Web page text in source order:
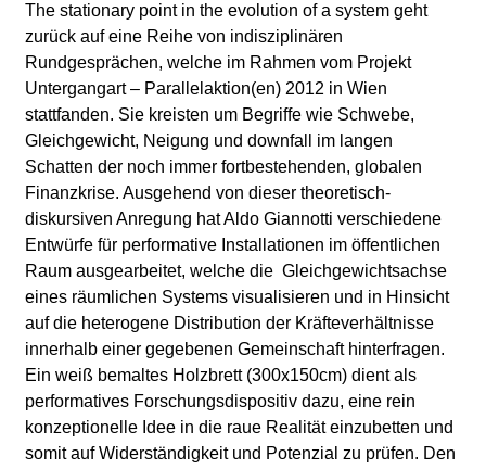
The stationary point in the evolution of a system geht
zurück auf eine Reihe von indisziplinären
Rundgesprächen, welche im Rahmen vom Projekt
Untergangart – Parallelaktion(en) 2012 in Wien
stattfanden. Sie kreisten um Begriffe wie Schwebe,
Gleichgewicht, Neigung und downfall im langen
Schatten der noch immer fortbestehenden, globalen
Finanzkrise. Ausgehend von dieser theoretisch-
diskursiven Anregung hat Aldo Giannotti verschiedene
Entwürfe für performative Installationen im öffentlichen
Raum ausgearbeitet, welche die Gleichgewichtsachse
eines räumlichen Systems visualisieren und in Hinsicht
auf die heterogene Distribution der Kräfteverhältnisse
innerhalb einer gegebenen Gemeinschaft hinterfragen.
Ein weiß bemaltes Holzbrett (300x150cm) dient als
performatives Forschungsdispositiv dazu, eine rein
konzeptionelle Idee in die raue Realität einzubetten und
somit auf Widerständigkeit und Potenzial zu prüfen. Den